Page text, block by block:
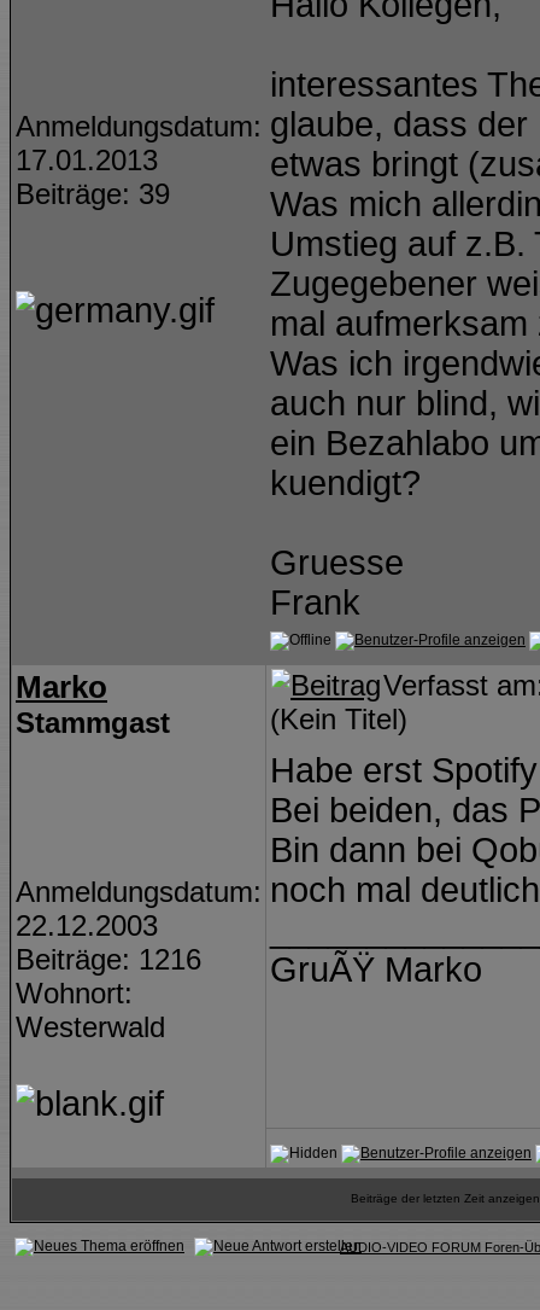
Anmeldungsdatum:
17.01.2013
Beiträge: 39
interessantes
glaube, dass
etwas bringt
Was mich
Umstieg auf z.B.
Zugegebener
mal
Was ich
auch nur blind,
ein Bezahlabo
kuendigt?
Gruesse
Frank
Marko
Stammgast
Anmeldungsdatum:
22.12.2003
Beiträge: 1216
Wohnort:
Westerwald
Verfasst
(Kein Titel)
Habe erst
Bei beiden, das
Bin dann bei
noch mal
GruÃŸ Marko
Beiträge der letzten Zeit
AUDIO-VIDEO FORUM Foren-